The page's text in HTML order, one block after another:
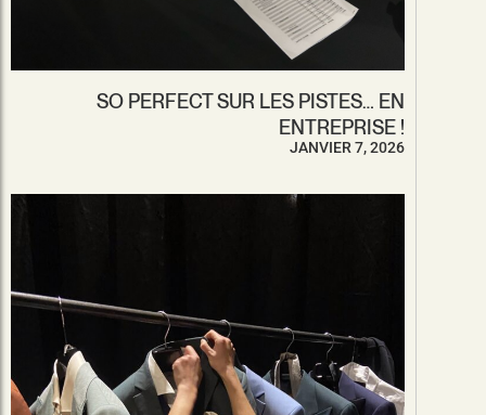
SO PERFECT SUR LES PISTES… EN
ENTREPRISE !
JANVIER 7, 2026